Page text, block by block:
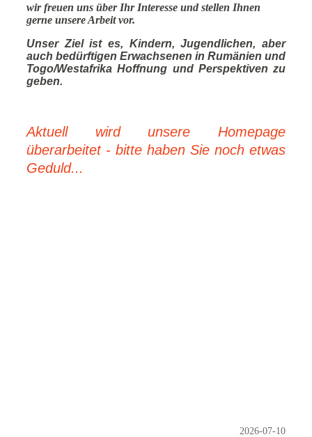
wir freuen uns über Ihr Interesse und stellen Ihnen
gerne unsere Arbeit vor.
Unser Ziel ist es, Kindern, Jugendlichen, aber
auch bedürftigen Erwachsenen in Rumänien und
Togo/Westafrika Hoffnung und Perspektiven zu
geben.
Aktuell wird unsere Homepage
überarbeitet - bitte haben Sie noch etwas
Geduld...
2026-07-10